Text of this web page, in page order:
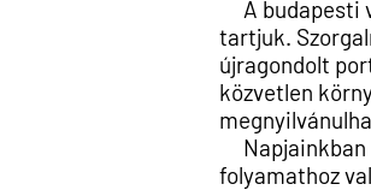
A budapesti
tartjuk.
újragondolt
közvetlen
Napjainkban
folyamathoz